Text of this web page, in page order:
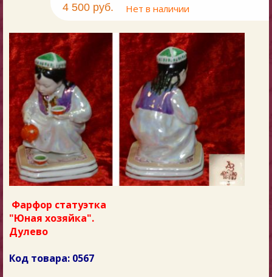
4 500 руб. Нет в наличии
Фарфор статуэтка
"Юная хозяйка".
Дулево
Код товара: 0567